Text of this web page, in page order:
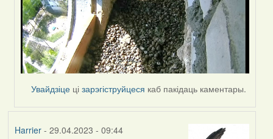
Увайдзіце цізарэгіструйцеся каб пакідаць каментары.
Harrier- 29.04.2023 - 09:44